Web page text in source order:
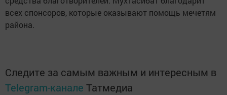
всех спонсоров, которые оказывают помощь мечетям
района.
Следите за самым важным и интересным в
Telegram-канале Татмедиа